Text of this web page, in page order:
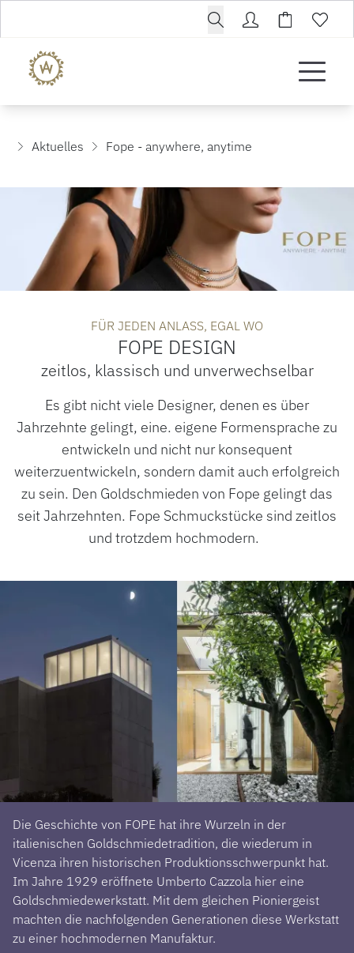
Aktuelles Fope - anywhere, anytime
FÜR JEDEN ANLASS, EGAL WO
FOPE DESIGN
zeitlos, klassisch und unverwechselbar
Es gibt nicht viele Designer, denen es über
Jahrzehnte gelingt, eine. eigene Formensprache zu
entwickeln und nicht nur konsequent
weiterzuentwickeln, sondern damit auch erfolgreich
zu sein. Den Goldschmieden von Fope gelingt das
seit Jahrzehnten. Fope Schmuckstücke sind zeitlos
und trotzdem hochmodern.
Die Geschichte von FOPE hat ihre Wurzeln in der
italienischen Goldschmiedetradition, die wiederum in
Vicenza ihren historischen Produktionsschwerpunkt hat.
Im Jahre 1929 eröffnete Umberto Cazzola hier eine
Goldschmiedewerkstatt. Mit dem gleichen Pioniergeist
machten die nachfolgenden Generationen diese Werkstatt
zu einer hochmodernen Manufaktur.